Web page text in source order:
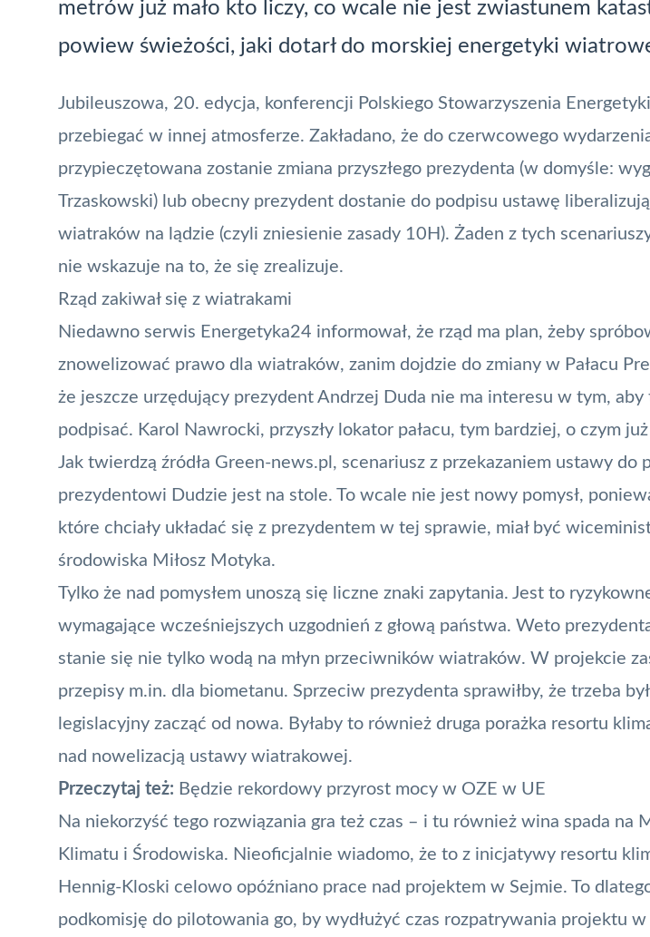
metrów już mało kto liczy, co wcale nie jest zwiastunem
powiew świeżości, jaki dotarł do morskiej energetyki
Jubileuszowa, 20. edycja, konferencji Polskiego Stowarzyszenia
przebiegać w innej atmosferze. Zakładano, że do czerwcowego
przypieczętowana zostanie zmiana przyszłego prezydenta (w domyśle:
Trzaskowski) lub obecny prezydent dostanie do podpisu ustawę
wiatraków na lądzie (czyli zniesienie zasady 10H). Żaden z tych
nie wskazuje na to, że się zrealizuje.
Rząd zakiwał się z wiatrakami
Niedawno serwis Energetyka24 informował, że rząd ma plan, żeby
znowelizować prawo dla wiatraków, zanim dojdzie do zmiany w Pałacu
że jeszcze urzędujący prezydent Andrzej Duda nie ma interesu w tym, aby
podpisać. Karol Nawrocki, przyszły lokator pałacu, tym bardziej, o czym
Jak twierdzą źródła Green-news.pl, scenariusz z przekazaniem ustawy do
prezydentowi Dudzie jest na stole. To wcale nie jest nowy pomysł,
które chciały układać się z prezydentem w tej sprawie, miał być
środowiska Miłosz Motyka.
Tylko że nad pomysłem unoszą się liczne znaki zapytania. Jest to
wymagające wcześniejszych uzgodnień z głową państwa. Weto
stanie się nie tylko wodą na młyn przeciwników wiatraków. W projekcie
przepisy m.in. dla biometanu. Sprzeciw prezydenta sprawiłby, że trzeba
legislacyjny zacząć od nowa. Byłaby to również druga porażka resortu
nad nowelizacją ustawy wiatrakowej.
Przeczytaj też: Będzie rekordowy przyrost mocy w OZE w UE
Na niekorzyść tego rozwiązania gra też czas – i tu również wina spada na
Klimatu i Środowiska. Nieoficjalnie wiadomo, że to z inicjatywy resortu
Hennig-Kloski celowo opóźniano prace nad projektem w Sejmie. To
podkomisję do pilotowania go, by wydłużyć czas rozpatrywania projektu